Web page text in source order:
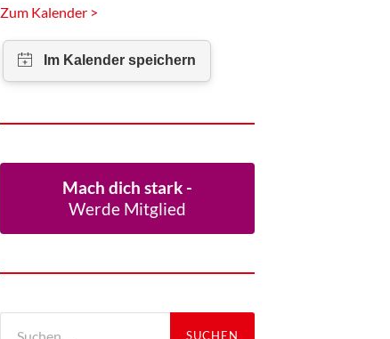
Zum Kalender >
Mach dich stark -
Werde Mitglied